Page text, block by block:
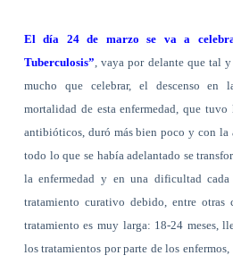
oEl día 24 de marzo se va a
Tuberculosis”, vaya por delante que tal
mucho que celebrar, el descenso en
mortalidad de esta enfermedad, que
antibióticos, duró más bien poco y con la
todo lo que se había adelantado se
la enfermedad y en una dificultad
tratamiento curativo debido, entre otras
tratamiento es muy larga: 18-24 meses,
los tratamientos por parte de los